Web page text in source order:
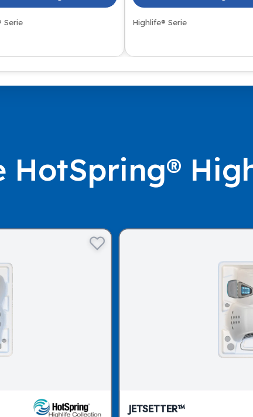
HotSpring®
JETSETTER™